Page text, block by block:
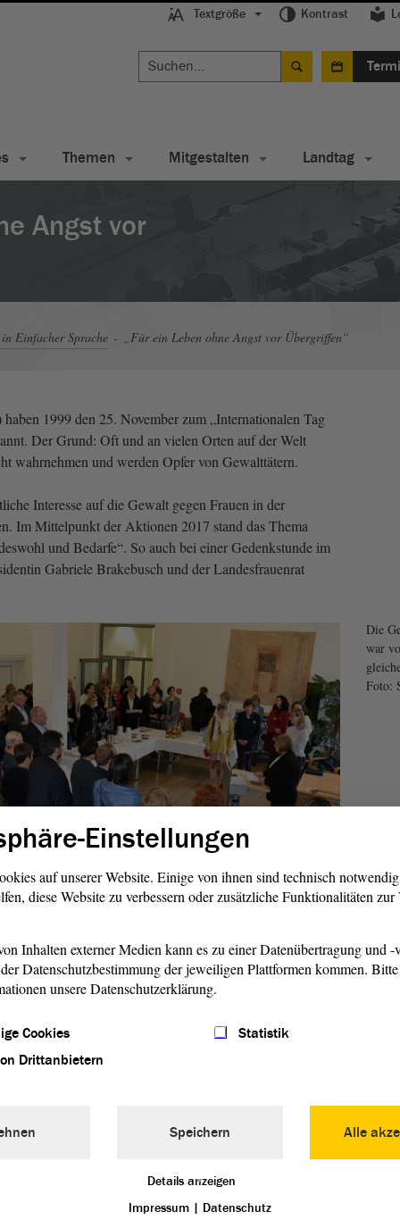
Textgröße Kontrast
Themen Mitgestalten Landtag
Angst vor
Einfacher Sprache „Für ein Leben ohne Angst vor Übergriffen“
1999 den 25. November zum „Internationalen Tag
Der Grund: Oft und an vielen Orten auf der Welt
wahrnehmen und werden Opfer von Gewalttätern.
Interesse auf die Gewalt gegen Frauen in der
Im Mittelpunkt der Aktionen 2017 stand das Thema
und Bedarfe“. So auch bei einer Gedenkstunde im
Gabriele Brakebusch und der Landesfrauenrat
1/5
Die
war
Foto:
und Gewaltfreiheit verletzt wird, so müssen
Landtagspräsidentin Gabriele Brakebusch. Ein „Nein“
werden. „Ein selbstbestimmtes Leben ohne Angst vor
Frauen- und Gleichstellungspolitik in Sachsen-Anhalt,
sich und ihre Arbeit kurz vor. Zum Thema „Frühehen
Bedarfe“ berichtete dann Yvonne Joachim vom AWO-
von der Landesarbeitsgemeinschaft Mädchen Sachsen-
Forderungskatalog zur Mädchenpolitik im Land vor.
Femmes
Einstellungen
auf unserer Website. Einige von ihnen sind technisch
diese Website zu verbessern oder zusätzliche Funktionalitäten
Inhalten externer Medien kann es zu einer Datenübertragung und -
Datenschutzbestimmung der jeweiligen Plattformen kommen.
unsere Datenschutzerklärung.
Cookies
Statistik
Drittanbietern
Alle
Speichern
Details anzeigen
Impressum | Datenschutz